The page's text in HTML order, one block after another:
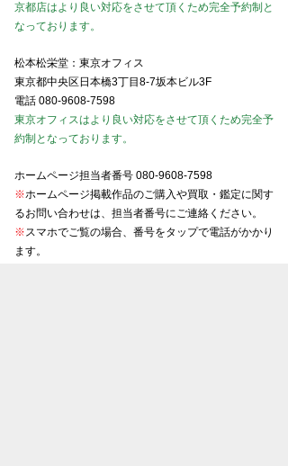
京都店はより良い対応をさせて頂くため完全予約制と
なっております。
松本松栄堂：東京オフィス
東京都中央区日本橋3丁目8-7坂本ビル3F
電話 080-9608-7598
東京オフィスはより良い対応をさせて頂くため完全予
約制となっております。
ホームページ担当者番号 080-9608-7598
※ホームページ掲載作品のご購入や買取・鑑定に関す
るお問い合わせは、担当者番号にご連絡ください。
※スマホでご覧の場合、番号をタップで電話がかかり
ます。